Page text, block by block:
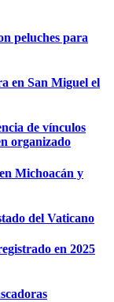
peluches para
en San Miguel el
de vínculos
organizado
Michoacán y
del Vaticano
en 2025